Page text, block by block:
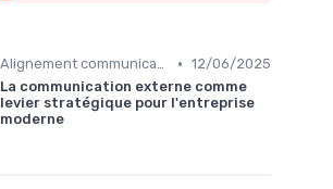
Alignement communication & stratégie business • 12/06/2025
La communication externe comme
levier stratégique pour l'entreprise
moderne